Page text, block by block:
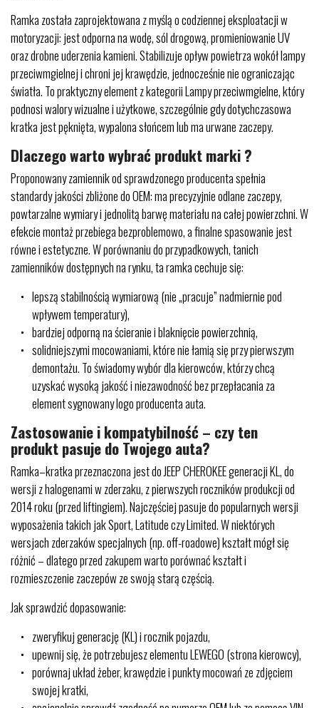
Ramka została zaprojektowana z myślą o codziennej eksploatacji w
motoryzacji: jest odporna na wodę, sól drogową, promieniowanie UV
oraz drobne uderzenia kamieni. Stabilizuje opływ powietrza wokół lampy
przeciwmgielnej i chroni jej krawędzie, jednocześnie nie ograniczając
światła. To praktyczny element z kategorii Lampy przeciwmgielne, który
podnosi walory wizualne i użytkowe, szczególnie gdy dotychczasowa
kratka jest pęknięta, wypalona słońcem lub ma urwane zaczepy.
Dlaczego warto wybrać produkt marki ?
Proponowany zamiennik od sprawdzonego producenta spełnia
standardy jakości zbliżone do OEM: ma precyzyjnie odlane zaczepy,
powtarzalne wymiary i jednolitą barwę materiału na całej powierzchni. W
efekcie montaż przebiega bezproblemowo, a finalne spasowanie jest
równe i estetyczne. W porównaniu do przypadkowych, tanich
zamienników dostępnych na rynku, ta ramka cechuje się:
lepszą stabilnością wymiarową (nie „pracuje” nadmiernie pod
wpływem temperatury),
bardziej odporną na ścieranie i blaknięcie powierzchnią,
solidniejszymi mocowaniami, które nie łamią się przy pierwszym
demontażu. To świadomy wybór dla kierowców, którzy chcą
uzyskać wysoką jakość i niezawodność bez przepłacania za
element sygnowany logo producenta auta.
Zastosowanie i kompatybilność – czy ten
produkt pasuje do Twojego auta?
Ramka–kratka przeznaczona jest do JEEP CHEROKEE generacji KL, do
wersji z halogenami w zderzaku, z pierwszych roczników produkcji od
2014 roku (przed liftingiem). Najczęściej pasuje do popularnych wersji
wyposażenia takich jak Sport, Latitude czy Limited. W niektórych
wersjach zderzaków specjalnych (np. off-roadowe) kształt mógł się
różnić – dlatego przed zakupem warto porównać kształt i
rozmieszczenie zaczepów ze swoją starą częścią.
Jak sprawdzić dopasowanie:
zweryfikuj generację (KL) i rocznik pojazdu,
upewnij się, że potrzebujesz elementu LEWEGO (strona kierowcy),
porównaj układ żeber, krawędzie i punkty mocowań ze zdjęciem
swojej kratki,